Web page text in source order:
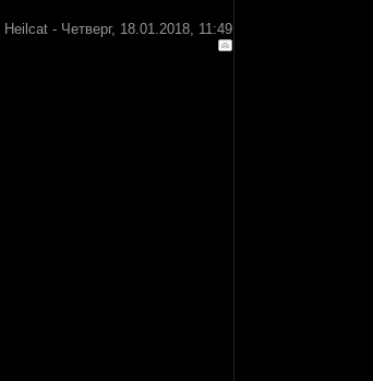
Heilcat - Четверг, 18.01.2018, 11:49